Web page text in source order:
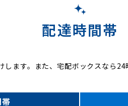
配達時間帯
します。また、宅配ボックスなら